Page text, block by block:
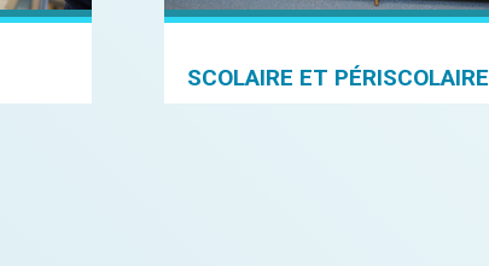
SCOLAIRE ET PÉRISCOLAIRE